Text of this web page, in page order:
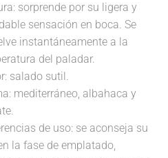
sorprende por su ligera y
sensación en boca. Se
instantáneamente a la
del paladar.
salado sutil.
mediterráneo, albahaca y
de uso: se aconseja su
la fase de emplatado,